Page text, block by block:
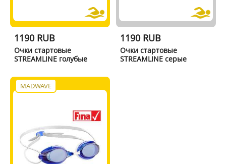
1190 RUB
Очки стартовые
STREAMLINE голубые
1190 RUB
Очки стартовые
STREAMLINE серые
MADWAVE